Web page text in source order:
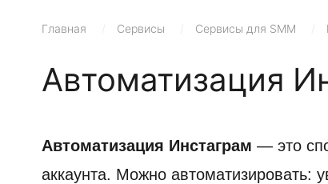
Главная Сервисы Сервисы для SMM
Автоматизация
Автоматизация Инстаграм — это
аккаунта. Можно автоматизировать: